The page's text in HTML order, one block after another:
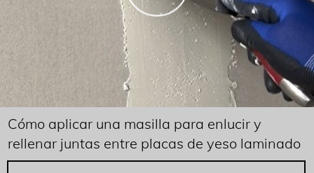
Cómo aplicar una masilla para enlucir y
rellenar juntas entre placas de yeso laminado